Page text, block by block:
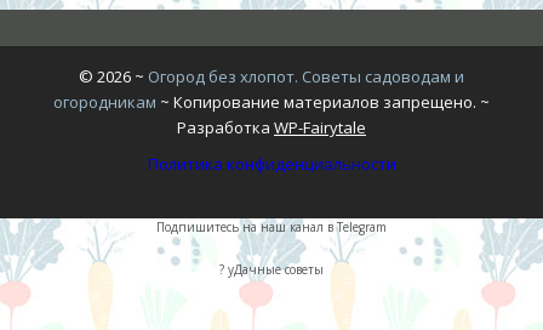
© 2026 ~ Огород без хлопот. Советы садоводам и
огородникам ~ Копирование материалов запрещено. ~
Разработка WP-Fairytale
Политика конфиденциальности
Подпишитесь на наш канал в Telegram
? уДачные советы